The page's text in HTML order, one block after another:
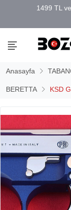
Anasayfa
BERETTA KSD